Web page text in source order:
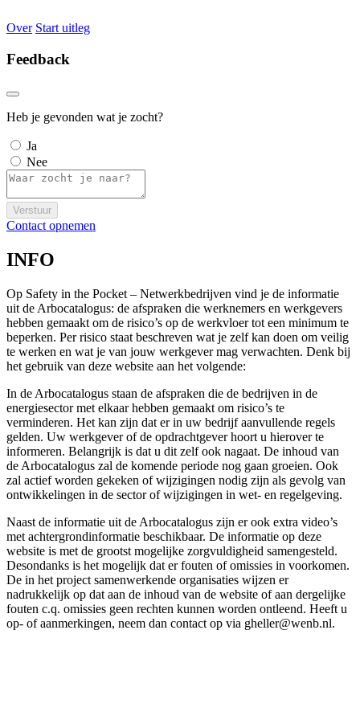
Over Start uitleg
Feedback
Heb je gevonden wat je zocht?
Ja
Nee
Verstuur
Contact opnemen
INFO
Op Safety in the Pocket – Netwerkbedrijven vind je de informatie
uit de Arbocatalogus: de afspraken die werknemers en werkgevers
hebben gemaakt om de risico’s op de werkvloer tot een minimum te
beperken. Per risico staat beschreven wat je zelf kan doen om veilig
te werken en wat je van jouw werkgever mag verwachten. Denk bij
het gebruik van deze website aan het volgende:
In de Arbocatalogus staan de afspraken die de bedrijven in de
energiesector met elkaar hebben gemaakt om risico’s te
verminderen. Het kan zijn dat er in uw bedrijf aanvullende regels
gelden. Uw werkgever of de opdrachtgever hoort u hierover te
informeren. Belangrijk is dat u dit zelf ook nagaat. De inhoud van
de Arbocatalogus zal de komende periode nog gaan groeien. Ook
zal actief worden gekeken of wijzigingen nodig zijn als gevolg van
ontwikkelingen in de sector of wijzigingen in wet- en regelgeving.
Naast de informatie uit de Arbocatalogus zijn er ook extra video’s
met achtergrondinformatie beschikbaar. De informatie op deze
website is met de grootst mogelijke zorgvuldigheid samengesteld.
Desondanks is het mogelijk dat er fouten of omissies in voorkomen.
De in het project samenwerkende organisaties wijzen er
nadrukkelijk op dat aan de inhoud van de website of aan dergelijke
fouten c.q. omissies geen rechten kunnen worden ontleend. Heeft u
op- of aanmerkingen, neem dan contact op via gheller@wenb.nl.